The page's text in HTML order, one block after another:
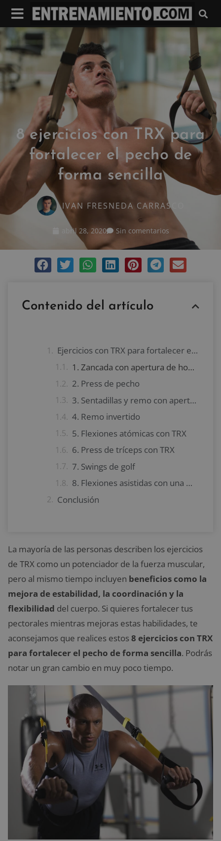
8 ejercicios con TRX para
fortalecer el pecho de
forma sencilla
IVAN FRESNEDA CARRASCO
abril 28, 2020 Sin comentarios
Contenido del artículo
Ejercicios con TRX para fortalecer el pecho
1. Zancada con apertura de hombros en Y
2. Press de pecho
3. Sentadillas y remo con apertura de hombros en Y
4. Remo invertido
5. Flexiones atómicas con TRX
6. Press de tríceps con TRX
7. Swings de golf
8. Flexiones asistidas con una mano
Conclusión
La mayoría de las personas describen los ejercicios
de TRX como un potenciador de la fuerza muscular,
pero al mismo tiempo incluyen beneficios como la
mejora de estabilidad, la coordinación y la
flexibilidad del cuerpo. Si quieres fortalecer tus
pectorales mientras mejoras estas habilidades, te
aconsejamos que realices estos8 ejercicios con TRX
para fortalecer el pecho de forma sencilla. Podrás
notar un gran cambio en muy poco tiempo.